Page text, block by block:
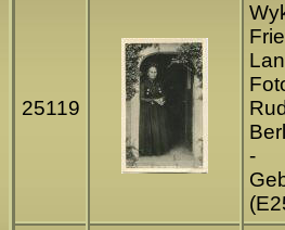
25119
-